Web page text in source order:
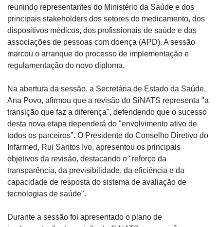
reunindo representantes do Ministério da Saúde e dos
principais stakeholders dos setores do medicamento, dos
dispositivos médicos, dos profissionais de saúde e das
associações de pessoas com doença (APD). A sessão
marcou o arranque do processo de implementação e
regulamentação do novo diploma.
Na abertura da sessão, a Secretária de Estado da Saúde,
Ana Povo, afirmou que a revisão do SiNATS representa "a
transição que faz a diferença", defendendo que o sucesso
desta nova etapa dependerá do "envolvimento ativo de
todos os parceiros". O Presidente do Conselho Diretivo do
Infarmed, Rui Santos Ivo, apresentou os principais
objetivos da revisão, destacando o "reforço da
transparência, da previsibilidade, da eficiência e da
capacidade de resposta do sistema de avaliação de
tecnologias de saúde".
Durante a sessão foi apresentado o plano de